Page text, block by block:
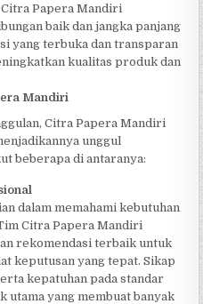
Papera Mandiri
baik dan jangka panjang
yang terbuka dan transparan
kualitas produk dan
Mandiri
Citra Papera Mandiri
unggul
beberapa di antaranya:
dalam memahami kebutuhan
Citra Papera Mandiri
rekomendasi terbaik untuk
keputusan yang tepat. Sikap
kepatuhan pada standar
utama yang membuat banyak